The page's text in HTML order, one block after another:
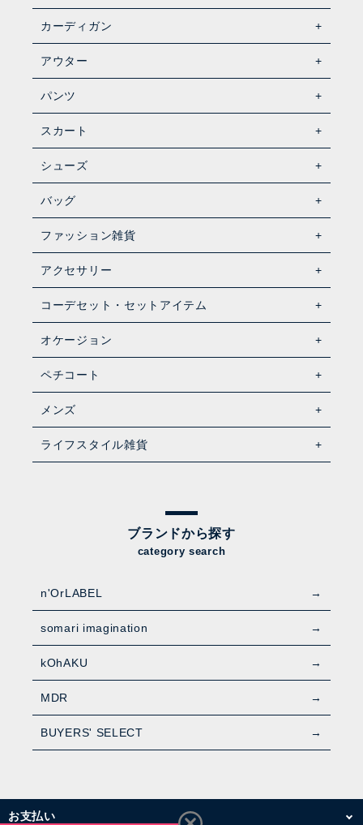
カーディガン
アウター
パンツ
スカート
シューズ
バッグ
ファッション雑貨
アクセサリー
コーデセット・セットアイテム
オケージョン
ペチコート
メンズ
ライフスタイル雑貨
ブランドから探す
category search
n'OrLABEL
somari imagination
kOhAKU
MDR
BUYERS' SELECT
お支払い